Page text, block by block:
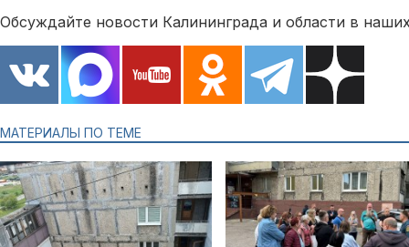
Обсуждайте новости Калининграда и области в
МАТЕРИАЛЫ ПО ТЕМЕ